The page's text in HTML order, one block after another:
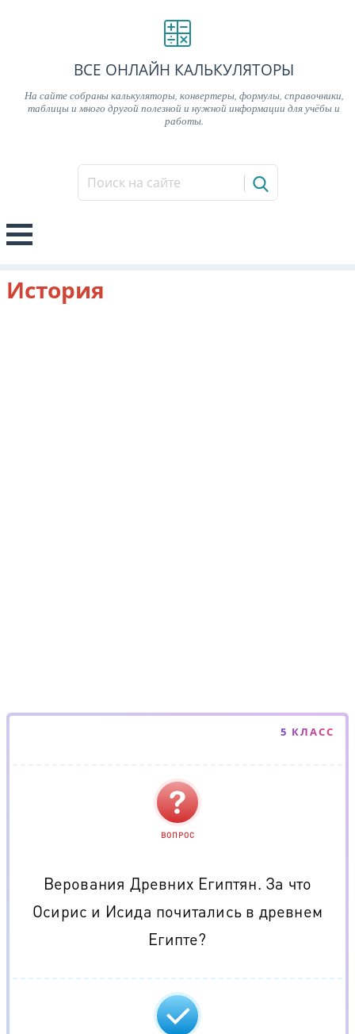
ВСЕ ОНЛАЙН КАЛЬКУЛЯТОРЫ
На сайте собраны калькуляторы, конвертеры, формулы, справочники,
таблицы и много другой полезной и нужной информации для учёбы и
работы.
История
5 КЛАСС
ВОПРОС
Верования Древних Египтян. За что
Осирис и Исида почитались в древнем
Египте?